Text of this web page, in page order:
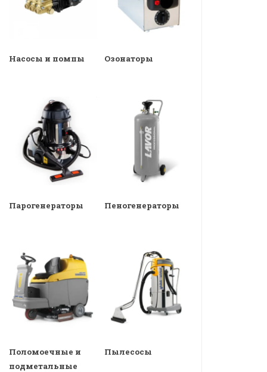
Насосы и помпы Озонаторы
Парогенераторы Пеногенераторы
Поломоечные и
подметальные
Пылесосы